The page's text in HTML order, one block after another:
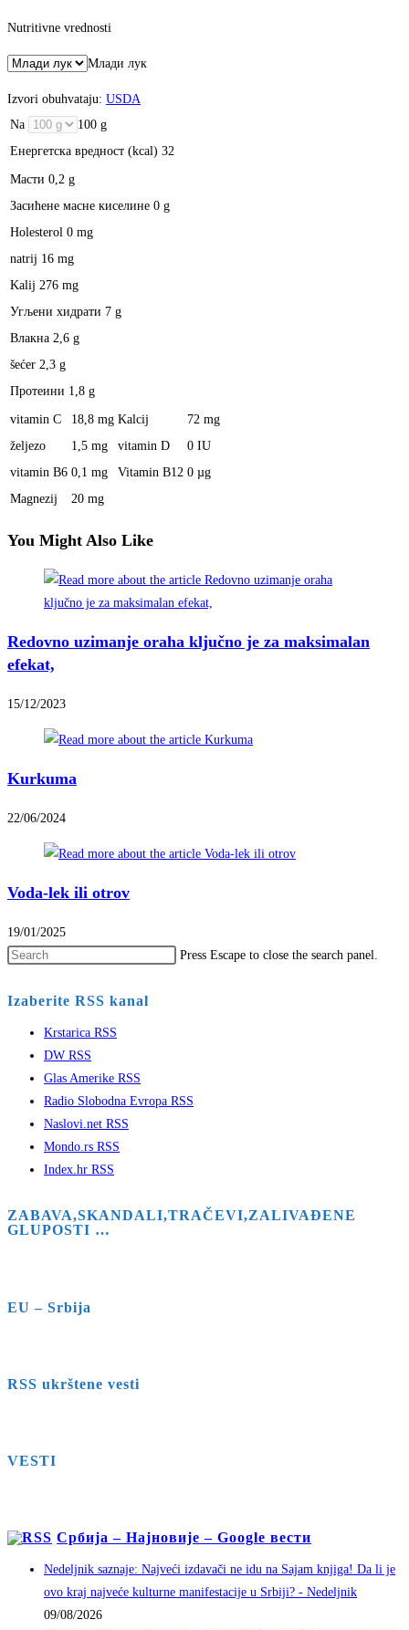
Nutritivne vrednosti
Млади лук
Izvori obuhvataju: USDA
Na
100 g
Енергетска вредност (kcal) 32
Масти 0,2 g
Засићене масне киселине 0 g
Holesterol 0 mg
natrij 16 mg
Kalij 276 mg
Угљени хидрати 7 g
Влакна 2,6 g
šećer 2,3 g
Протеини 1,8 g
vitamin C 18,8 mg Kalcij
72 mg
željezo
1,5 mg vitamin D
0 IU
vitamin B6 0,1 mg Vitamin B12 0 µg
Magnezij
20 mg
You Might Also Like
Redovno uzimanje oraha ključno je za maksimalan
efekat,
15/12/2023
Kurkuma
22/06/2024
Voda-lek ili otrov
19/01/2025
Press Escape to close the search panel.
Izaberite RSS kanal
Krstarica RSS
DW RSS
Glas Amerike RSS
Radio Slobodna Evropa RSS
Naslovi.net RSS
Mondo.rs RSS
Index.hr RSS
ZABAVA,SKANDALI,TRAČEVI,ZALIVAĐENE
GLUPOSTI …
EU – Srbija
RSS ukrštene vesti
VESTI
Србија – Најновије – Google вести
Nedeljnik saznaje: Najveći izdavači ne idu na Sajam knjiga! Da li je
ovo kraj najveće kulturne manifestacije u Srbiji? - Nedeljnik
09/08/2026